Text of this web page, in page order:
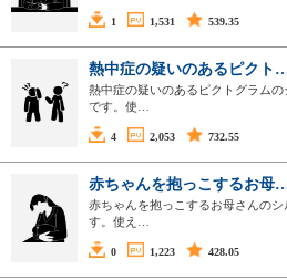
1 1,531 539.35
熱中症の疑いのあるピクト
熱中症の疑いのあるピクトグラム
です。使…
4 2,053 732.55
赤ちゃんを抱っこするお母
赤ちゃんを抱っこするお母さんの
す。使え…
0 1,223 428.05